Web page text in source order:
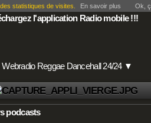
l'application Radio mobile !!!
Reggae Dancehall 24/24 ▼
podcasts
statistiques de visites. En savoir plus Ok,